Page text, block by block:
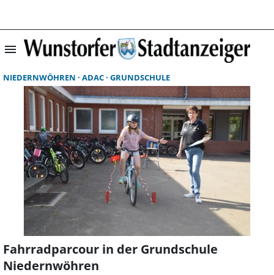
menu
NIEDERNWÖHREN ADAC GRUNDSCHULE
Fahrradparcour in der Grundschule
Niedernwöhren